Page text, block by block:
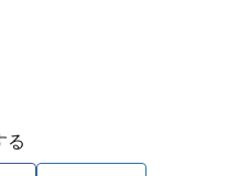
る